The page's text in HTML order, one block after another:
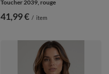
Toucher 2039, rouge
41,99 € / item